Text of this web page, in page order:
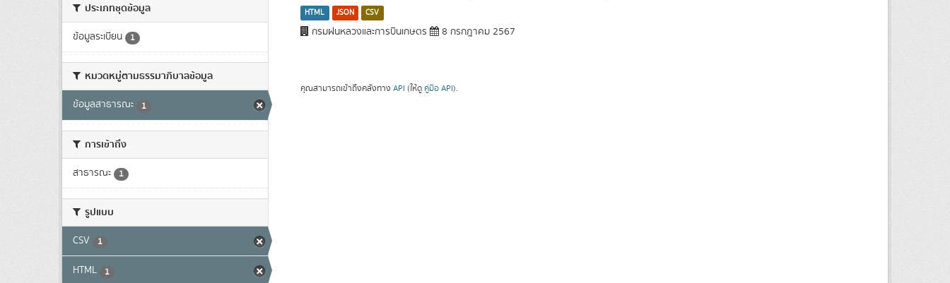
ประเภทชุดข้อมูล
ข้อมูลระเบียน 1
หมวดหมู่ตามธรรมาภิบาลข้อมูล
ข้อมูลสาธารณะ 1
การเข้าถึง
สาธารณะ 1
รูปแบบ
CSV 1
HTML 1
HTML JSON CSV
กรมฝนหลวงและการบินเกษตร 8 กรกฎาคม 2567
คุณสามารถเข้าถึงคลังทาง API (ให้ดู คู่มือ API).